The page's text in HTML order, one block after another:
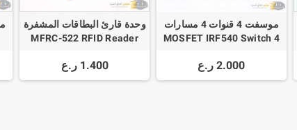
موسفت 4 قنوات 4 مسارات
MOSFET IRF540 Switch 4
2.000 ر.ع
وحدة قارئ البطاقات المشفرة
MFRC-522 RFID Reader
مفتاح مشفر
1.400 ر.ع